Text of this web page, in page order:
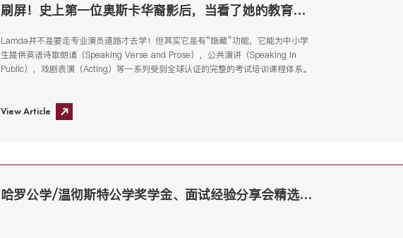
刷屏！史上第一位奥斯卡华裔影后，当看了她的教育背景后...
Lamda并不是要走专业演员道路才去学！但其实它是有“隐藏”功能，它能为中小学
生提供英语诗歌朗诵（Speaking Verse and Prose），公共演讲（Speaking in
Public），戏剧表演（Acting）等一系列受到全球认证的完整的考试培训课程体系。
View Article
哈罗公学/温彻斯特公学奖学金、面试经验分享会精选知识点，一定要收藏起来！